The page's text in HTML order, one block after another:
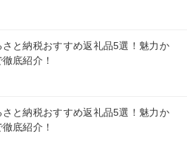
と納税おすすめ返礼品5選！魅力か
底紹介！
と納税おすすめ返礼品5選！魅力か
底紹介！